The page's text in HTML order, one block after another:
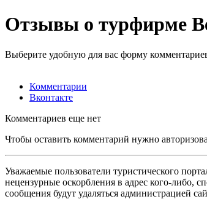
Отзывы о турфирме
Выберите удобную для вас форму
Комментарии
Вконтакте
Комментариев еще нет
Чтобы оставить комментарий нужно
Уважаемые пользователи туристического
нецензурные оскорбления в адрес кого-либо,
сообщения будут удаляться администрацией